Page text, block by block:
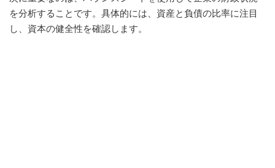
を分析することです。具体的には、資産と負債の比率に注目
し、資本の健全性を確認します。